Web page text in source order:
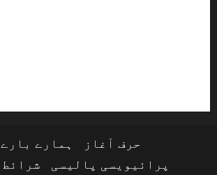
حرف آغاز
ہمارے
پرائیویسی پالیسی